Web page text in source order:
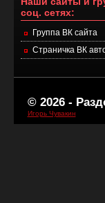
соц. сетях:
Группа ВК сайта
Страничка ВК
© 2026 -
Игорь Чувакин